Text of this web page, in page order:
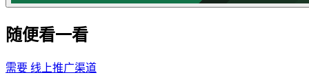
随便看一看
需要 线上推广渠道